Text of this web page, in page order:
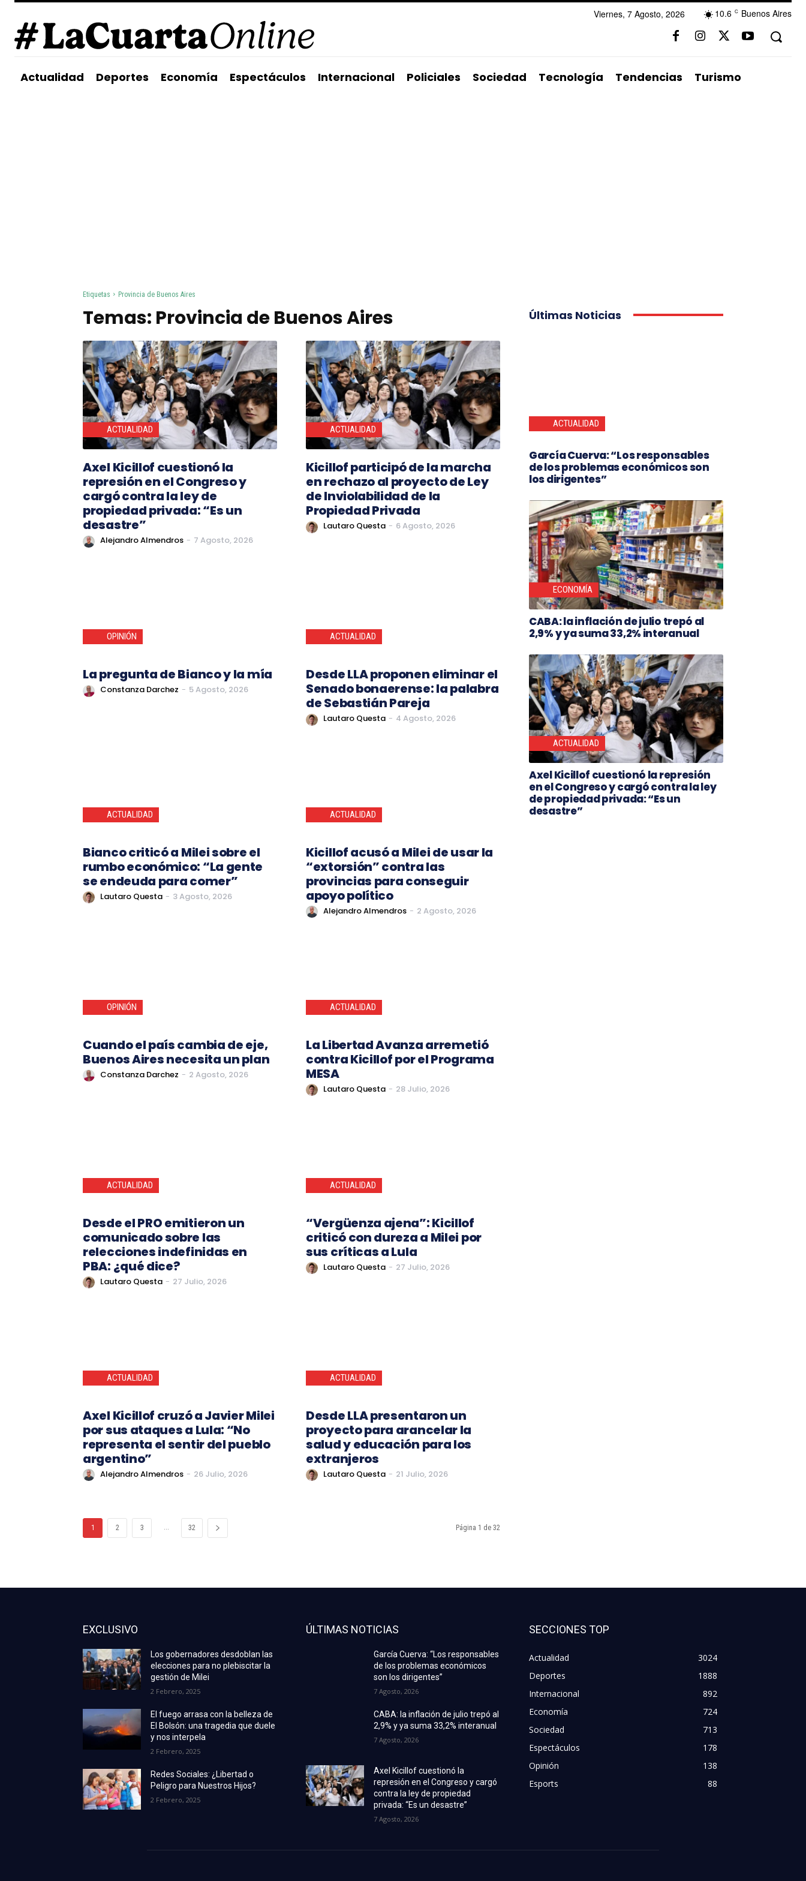
10.6 C Buenos Aires
Viernes, 7 Agosto, 2026
Actualidad Deportes Economía Espectáculos Internacional Policiales Sociedad Tecnología Tendencias Turismo
Etiquetas Provincia de Buenos Aires
Temas: Provincia de Buenos Aires
ACTUALIDAD
Axel Kicillof cuestionó la
represión en el Congreso y
cargó contra la ley de
propiedad privada: “Es un
desastre”
Alejandro Almendros - 7 Agosto, 2026
ACTUALIDAD
Kicillof participó de la marcha
en rechazo al proyecto de Ley
de Inviolabilidad de la
Propiedad Privada
Lautaro Questa - 6 Agosto, 2026
OPINIÓN
La pregunta de Bianco y la mía
Constanza Darchez - 5 Agosto, 2026
ACTUALIDAD
Desde LLA proponen eliminar el
Senado bonaerense: la palabra
de Sebastián Pareja
Lautaro Questa - 4 Agosto, 2026
ACTUALIDAD
Bianco criticó a Milei sobre el
rumbo económico: “La gente
se endeuda para comer”
Lautaro Questa - 3 Agosto, 2026
ACTUALIDAD
Kicillof acusó a Milei de usar la
“extorsión” contra las
provincias para conseguir
apoyo político
Alejandro Almendros - 2 Agosto, 2026
OPINIÓN
Cuando el país cambia de eje,
Buenos Aires necesita un plan
Constanza Darchez - 2 Agosto, 2026
ACTUALIDAD
La Libertad Avanza arremetió
contra Kicillof por el Programa
MESA
Lautaro Questa - 28 Julio, 2026
ACTUALIDAD
Desde el PRO emitieron un
comunicado sobre las
relecciones indefinidas en
PBA: ¿qué dice?
Lautaro Questa - 27 Julio, 2026
ACTUALIDAD
“Vergüenza ajena”: Kicillof
criticó con dureza a Milei por
sus críticas a Lula
Lautaro Questa - 27 Julio, 2026
ACTUALIDAD
Axel Kicillof cruzó a Javier Milei
por sus ataques a Lula: “No
representa el sentir del pueblo
argentino”
Alejandro Almendros - 26 Julio, 2026
ACTUALIDAD
Desde LLA presentaron un
proyecto para arancelar la
salud y educación para los
extranjeros
Lautaro Questa - 21 Julio, 2026
1 2 3 ... 32 Página 1 de 32
Últimas Noticias
ACTUALIDAD
García Cuerva: “Los responsables
de los problemas económicos son
los dirigentes”
ECONOMÍA
CABA: la inflación de julio trepó al
2,9% y ya suma 33,2% interanual
ACTUALIDAD
Axel Kicillof cuestionó la represión
en el Congreso y cargó contra la ley
de propiedad privada: “Es un
desastre”
EXCLUSIVO
Los gobernadores desdoblan las
elecciones para no plebiscitar la
gestión de Milei
2 Febrero, 2025
El fuego arrasa con la belleza de
El Bolsón: una tragedia que duele
y nos interpela
2 Febrero, 2025
Redes Sociales: ¿Libertad o
Peligro para Nuestros Hijos?
2 Febrero, 2025
ÚLTIMAS NOTICIAS
García Cuerva: “Los responsables
de los problemas económicos
son los dirigentes”
7 Agosto, 2026
CABA: la inflación de julio trepó al
2,9% y ya suma 33,2% interanual
7 Agosto, 2026
Axel Kicillof cuestionó la
represión en el Congreso y cargó
contra la ley de propiedad
privada: “Es un desastre”
7 Agosto, 2026
SECCIONES TOP
Actualidad
3024
Deportes
1888
Internacional
892
Economía
724
Sociedad
713
Espectáculos
178
Opinión
138
Esports
88